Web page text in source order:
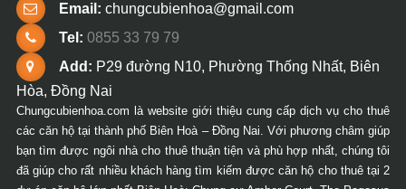
Email: chungcubienhoa@gmail.com
Tel: 0855 33 79 79
Add: P29 đường N10, Phường Thống Nhất, Biên
Hòa, Đồng Nai
Chungcubienhoa.com là website giới thiệu cung cấp dịch vụ cho thuê
các căn hộ tại thành phố Biên Hoà – Đồng Nai. Với phương châm giúp
bạn tìm được ngôi nhà cho thuê thuận tiện và phù hợp nhất, chúng tôi
đã giúp cho rất nhiều khách hàng tìm kiếm được căn hộ cho thuê tại 2